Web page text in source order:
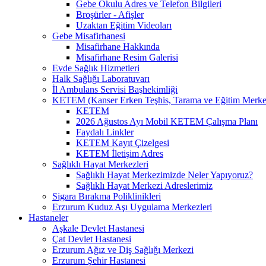
Gebe Okulu Adres ve Telefon Bilgileri
Broşürler - Afişler
Uzaktan Eğitim Videoları
Gebe Misafirhanesi
Misafirhane Hakkında
Misafirhane Resim Galerisi
Evde Sağlık Hizmetleri
Halk Sağlığı Laboratuvarı
İl Ambulans Servisi Başhekimliği
KETEM (Kanser Erken Teşhis, Tarama ve Eğitim
KETEM
2026 Ağustos Ayı Mobil KETEM Çalışma Planı
Faydalı Linkler
KETEM Kayıt Çizelgesi
KETEM İletişim Adres
Sağlıklı Hayat Merkezleri
Sağlıklı Hayat Merkezimizde Neler Yapıyoruz?
Sağlıklı Hayat Merkezi Adreslerimiz
Sigara Bırakma Poliklinikleri
Erzurum Kuduz Aşı Uygulama Merkezleri
Hastaneler
Aşkale Devlet Hastanesi
Çat Devlet Hastanesi
Erzurum Ağız ve Diş Sağlığı Merkezi
Erzurum Şehir Hastanesi